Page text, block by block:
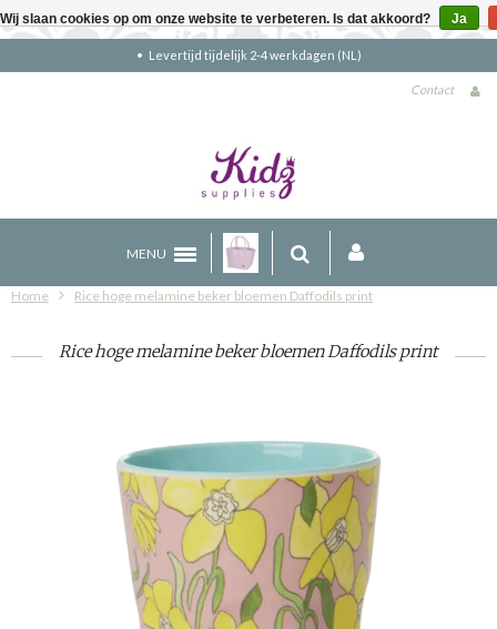
Levertijd tijdelijk 2-4 werkdagen (NL)
Contact
MENU
Home Rice hoge melamine beker bloemen Daffodils print
Rice hoge melamine beker bloemen Daffodils print
Wij slaan cookies op om onze website te verbeteren. Is dat akkoord? Ja